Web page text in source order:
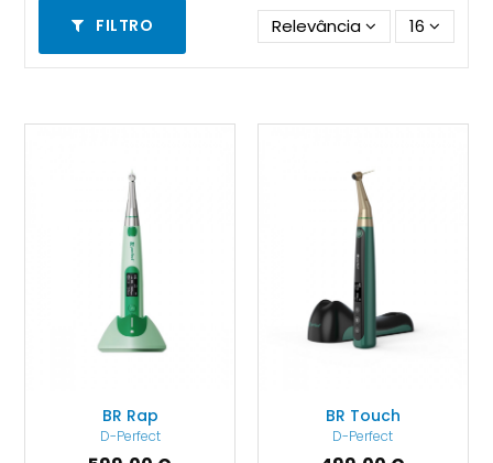
FILTRO Relevância 16
BR Rap
D-Perfect
BR Touch
D-Perfect